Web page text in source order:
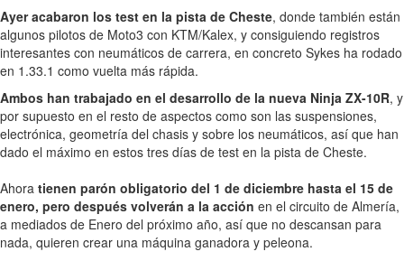
Ayer acabaron los test en la pista de Cheste, donde también están
algunos pilotos de Moto3 con KTM/Kalex, y consiguiendo registros
interesantes con neumáticos de carrera, en concreto Sykes ha rodado
en 1.33.1 como vuelta más rápida.
Ambos han trabajado en el desarrollo de la nueva Ninja ZX-10R, y
por supuesto en el resto de aspectos como son las suspensiones,
electrónica, geometría del chasis y sobre los neumáticos, así que han
dado el máximo en estos tres días de test en la pista de Cheste.
Ahora tienen parón obligatorio del 1 de diciembre hasta el 15 de
enero, pero después volverán a la acción en el circuito de Almería,
a mediados de Enero del próximo año, así que no descansan para
nada, quieren crear una máquina ganadora y peleona.